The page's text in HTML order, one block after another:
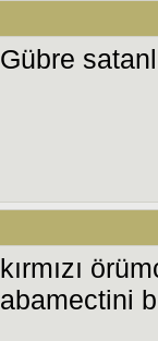
Gübre
kırmızı
abamectini